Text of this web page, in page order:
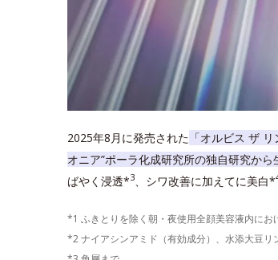
2025年8月に発売された 「オルビス ザ
オニア”ポーラ化成研究所の独自研究か
ばやく浸透*3 、シワ改善に加えてに美白*
*1 ふきとりを除く朝・夜使用全顔美容液内にお
*2 ナイアシンアミド（有効成分）、水添大豆リ